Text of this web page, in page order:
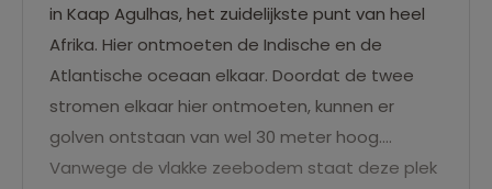
in Kaap Agulhas, het zuidelijkste punt van heel
Afrika. Hier ontmoeten de Indische en de
Atlantische oceaan elkaar. Doordat de twee
stromen elkaar hier ontmoeten, kunnen er
golven ontstaan van wel 30 meter hoog.
Vanwege de vlakke zeebodem staat deze plek